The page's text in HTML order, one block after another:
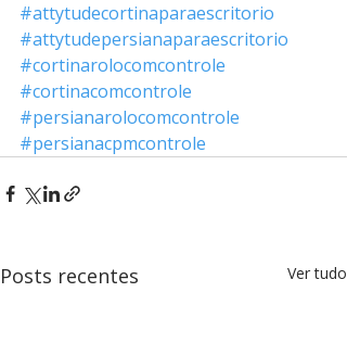
#attytudecortinaparaescritorio
#attytudepersianaparaescritorio
#cortinarolocomcontrole
#cortinacomcontrole
#persianarolocomcontrole
#persianacpmcontrole
Posts recentes Ver tudo